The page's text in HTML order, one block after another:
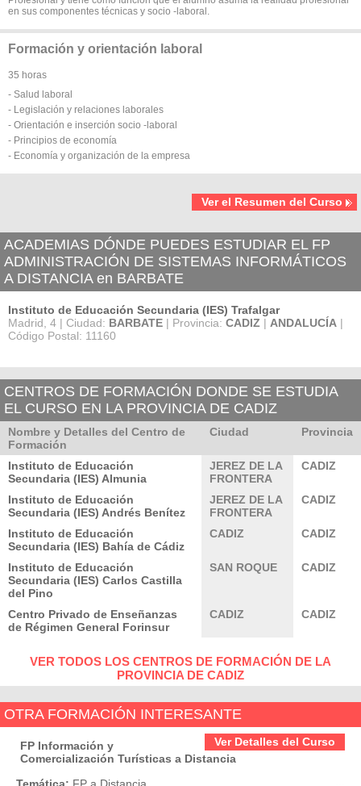
en sus componentes técnicas y socio -laboral.
Formación y orientación laboral
35 horas
- Salud laboral
- Legislación y relaciones laborales
- Orientación e inserción socio -laboral
- Principios de economía
- Economía y organización de la empresa
Ver el Resumen del Curso
ACADEMIAS DÓNDE PUEDES ESTUDIAR EL FP
ADMINISTRACIÓN DE SISTEMAS INFORMÁTICOS
A DISTANCIA en BARBATE
Instituto de Educación Secundaria (IES) Trafalgar
Madrid, 4 | Ciudad: BARBATE | Provincia: CADIZ | ANDALUCÍA |
Código Postal: 11160
CENTROS DE FORMACIÓN DONDE SE ESTUDIA
EL CURSO EN LA PROVINCIA DE CADIZ
Nombre y Detalles del Centro de
Formación
Ciudad Provincia
Instituto de Educación
Secundaria (IES) Almunia
JEREZ DE LA
FRONTERA
CADIZ
Instituto de Educación
Secundaria (IES) Andrés Benítez
JEREZ DE LA
FRONTERA
CADIZ
Instituto de Educación
Secundaria (IES) Bahía de Cádiz
CADIZ CADIZ
Instituto de Educación
Secundaria (IES) Carlos Castilla
del Pino
SAN ROQUE CADIZ
Centro Privado de Enseñanzas
de Régimen General Forinsur
CADIZ CADIZ
VER TODOS LOS CENTROS DE FORMACIÓN DE LA
PROVINCIA DE CADIZ
OTRA FORMACIÓN INTERESANTE
Ver Detalles del Curso
FP Información y
Comercialización Turísticas a Distancia
Temática: FP a Distancia